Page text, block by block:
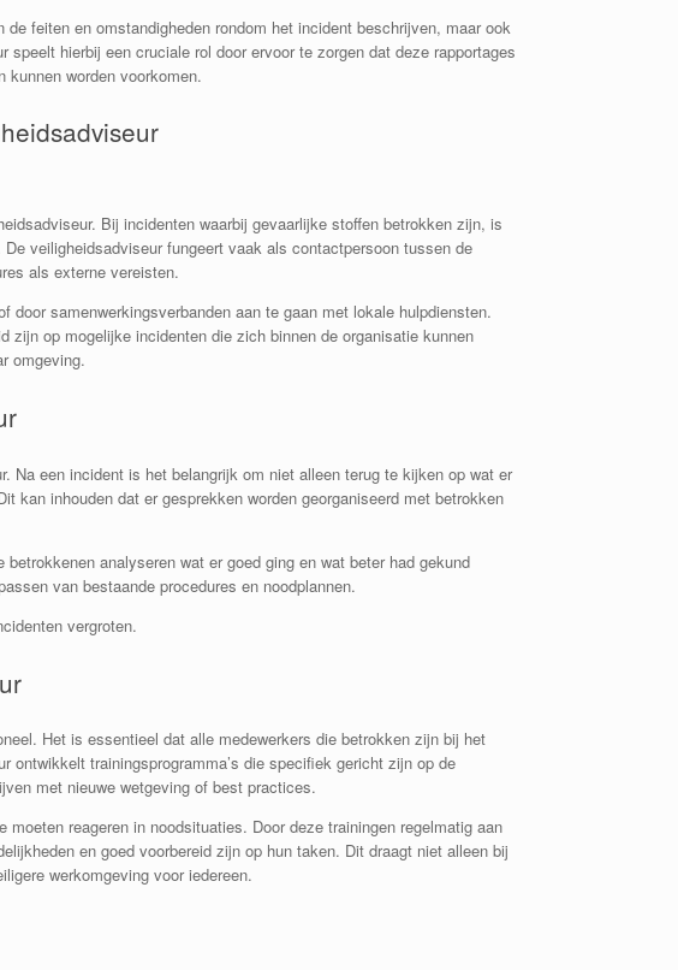
feiten en omstandigheden rondom het incident beschrijven, maar ook
hierbij een cruciale rol door ervoor te zorgen dat deze rapportages
kunnen worden voorkomen.
Bij incidenten waarbij gevaarlijke stoffen betrokken zijn, is
veiligheidsadviseur fungeert vaak als contactpersoon tussen de
als externe vereisten.
samenwerkingsverbanden aan te gaan met lokale hulpdiensten.
zijn op mogelijke incidenten die zich binnen de organisatie kunnen
omgeving.
Na een incident is het belangrijk om niet alleen terug te kijken op wat er
kan inhouden dat er gesprekken worden georganiseerd met betrokken
analyseren wat er goed ging en wat beter had gekund
van bestaande procedures en noodplannen.
vergroten.
Het is essentieel dat alle medewerkers die betrokken zijn bij het
ontwikkelt trainingsprogramma’s die specifiek gericht zijn op de
met nieuwe wetgeving of best practices.
reageren in noodsituaties. Door deze trainingen regelmatig aan
en goed voorbereid zijn op hun taken. Dit draagt niet alleen bij
werkomgeving voor iedereen.